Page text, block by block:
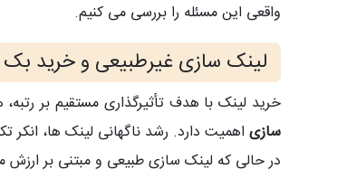
واقعی این مسئله را بررسی می‌ کنیم.
لینک‌ سازی غیرطبیعی و خرید
خرید لینک با هدف تأثیرگذاری مستقیم بر
سازی اهمیت دارد. رشد ناگهانی لینک‌ ها،
در حالی که لینک‌ سازی طبیعی و مبتنی بر ارزش